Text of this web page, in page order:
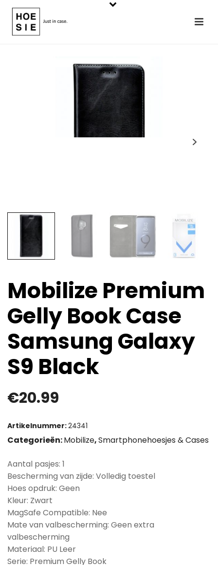
Mobilize Premium
Gelly Book Case
Samsung Galaxy
S9 Black
€20.99
Artikelnummer:24341
Categorieën:Mobilize,Smartphonehoesjes & Cases
Aantal pasjes: 1
Bescherming van zijde: Volledig toestel
Hoes opdruk: Geen
Kleur: Zwart
MagSafe Compatible: Nee
Mate van valbescherming: Geen extra
valbescherming
Materiaal: PU Leer
Serie: Premium Gelly Book